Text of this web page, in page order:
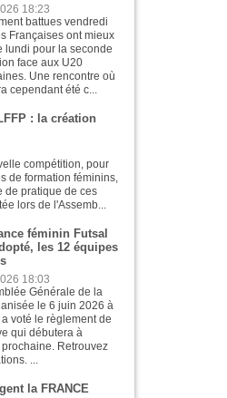
18:23
battues vendredi
Françaises ont mieux
lundi pour la seconde
face aux U20
Une rencontre où
cependant été c...
: la création
compétition, pour
de formation féminins,
de pratique de ces
lors de l'Assemb...
féminin Futsal
les 12 équipes
18:03
Générale de la
le 6 juin 2026 à
voté le règlement de
qui débutera à
prochaine. Retrouvez
...
la FRANCE